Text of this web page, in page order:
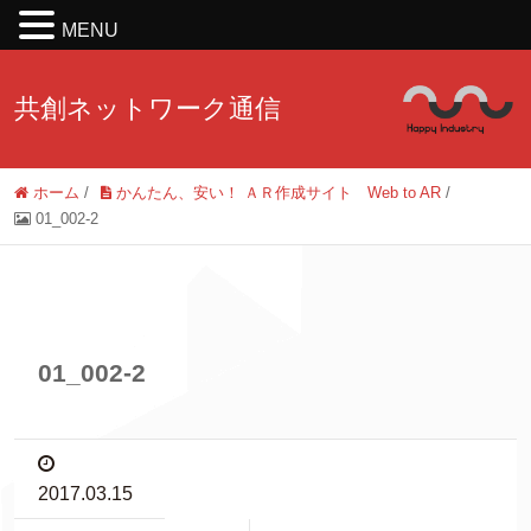
共創ネットワーク通信
ホーム / かんたん、安い！ ＡＲ作成サイト Web to AR /
01_002-2
01_002-2
2017.03.15
MENU